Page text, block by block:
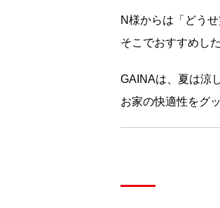
N様からは「どう
そこでおすすめし
GAINAは、夏は涼
お家の快適性をグ